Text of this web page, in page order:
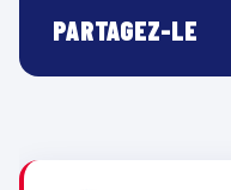
PARTAGEZ-LE